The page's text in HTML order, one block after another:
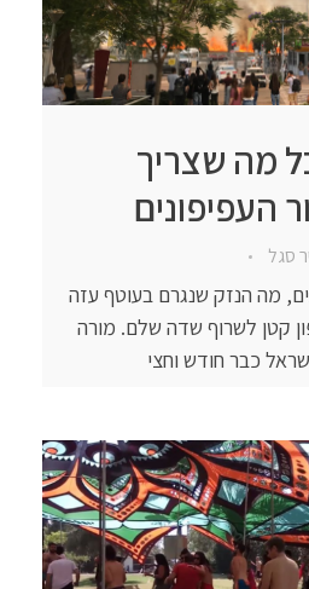
מה שצריך
העפיפונים
סגל
מה הנזק שנגרם בעוטף עזה
קטן לשרוף שדה שלם. מורה
כבר חודש וחצי